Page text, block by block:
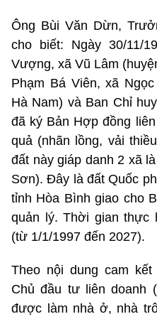
Ông Bùi Văn Dừn,
cho biết: Ngày 30/11/
Vượng, xã Vũ Lâm
Phạm Bá Viên, xã
Hà Nam) và Ban Chỉ
đã ký Bản Hợp đồng
quả (nhãn lồng, vải
đất này giáp danh 2 xã
Sơn). Đây là đất Quốc
tỉnh Hòa Bình giao cho
quản lý. Thời gian thực
(từ 1/1/1997 đến 2027).
Theo nội dung cam
Chủ đầu tư liên doanh
được làm nhà ở, nhà